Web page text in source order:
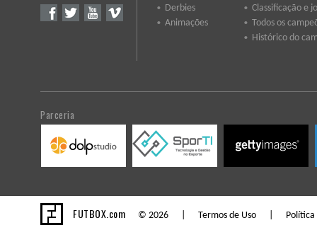
Derbies
Animações
Classificação e
Todos os
Histórico do
Parceria
FUTBOX.com © 2026 | Termos de Uso Política